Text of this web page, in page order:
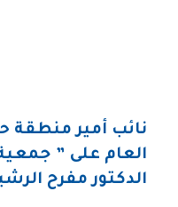
نائب أمير
العام على ”
الدكتور مفرح